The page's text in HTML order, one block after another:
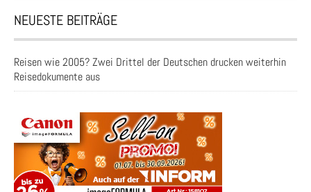
NEUESTE BEITRÄGE
Reisen wie 2005? Zwei Drittel der Deutschen drucken weiterhin
Reisedokumente aus